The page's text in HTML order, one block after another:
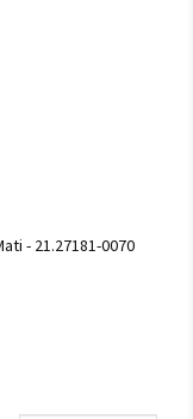
- 21.27181-0070